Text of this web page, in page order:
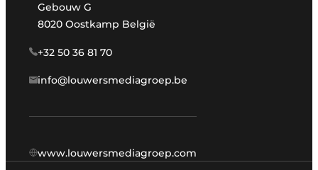
Gebouw G
8020 Oostkamp België
+32 50 36 81 70
info@louwersmediagroep.be
www.louwersmediagroep.com